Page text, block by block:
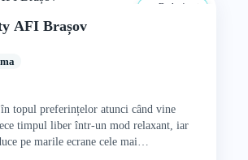
De la 4 ani
AFI Brașov
topul preferințelor atunci când vine
timpul liber într-un mod relaxant, iar
pe marile ecrane cele mai…